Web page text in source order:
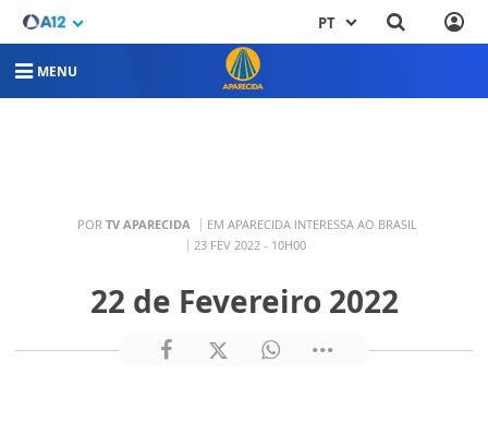
PT
MENU
POR TV APARECIDA
EM APARECIDA INTERESSA AO BRASIL
23 FEV 2022 - 10H00
22 de Fevereiro 2022